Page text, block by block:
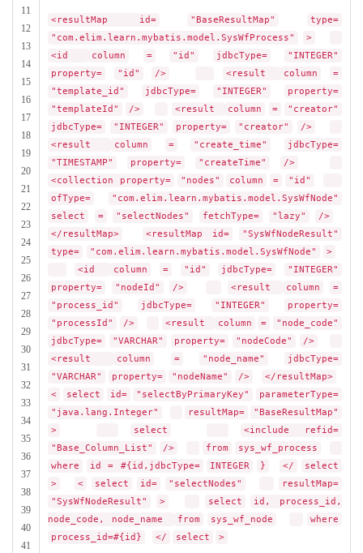
11
12
13
14
15
16
17
18
19
20
21
22
23
24
25
26
27
28
29
30
31
32
33
34
35
36
37
38
39
40
41
<resultMap id= "BaseResultMap"
type=
"com.elim.learn.mybatis.model.SysWfProcess"
>
<id
column = "id" jdbcType=
"INTEGER"
property=
"id" /> <result column
=
"template_id"
jdbcType= "INTEGER"
property=
"templateId"
/> <result column =
"creator"
jdbcType=
"INTEGER" property= "creator"
/>
<result
column = "create_time"
jdbcType=
"TIMESTAMP"
property= "createTime"
/>
<collection property=
"nodes" column =
"id"
ofType=
"com.elim.learn.mybatis.model.SysWfNode"
select
= "selectNodes" fetchType= "lazy"
/>
</resultMap>
<resultMap id=
"SysWfNodeResult"
type=
"com.elim.learn.mybatis.model.SysWfNode"
>
<id
column = "id" jdbcType=
"INTEGER"
property=
"nodeId" /> <result column
=
"process_id"
jdbcType= "INTEGER"
property=
"processId"
/> <result column =
"node_code"
jdbcType=
"VARCHAR" property= "nodeCode"
/>
<result
column = "node_name"
jdbcType=
"VARCHAR"
property= "nodeName" />
</resultMap>
<
select id= "selectByPrimaryKey"
parameterType=
"java.lang.Integer"
resultMap=
"BaseResultMap"
>
select
<include refid=
"Base_Column_List"
/> from
sys_wf_process
where
id = #{id,jdbcType= INTEGER } </
select
>
< select id= "selectNodes"
resultMap=
"SysWfNodeResult"
> select
id, process_id,
node_code, node_name
from sys_wf_node
where
process_id=#{id}
</ select >